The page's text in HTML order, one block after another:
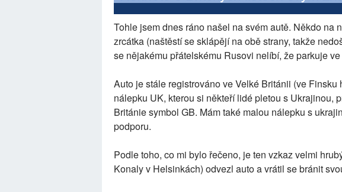
Tohle jsem dnes ráno našel na svém autě. Někdo na
zrcátka (naštěstí se sklápějí na obě strany, takže
se nějakému přátelskému Rusovi nelíbí, že parkuje
Auto je stále registrováno ve Velké Británii (ve
nálepku UK, kterou si někteří lidé pletou s Ukrajinou,
Británie symbol GB. Mám také malou nálepku s
podporu.
Podle toho, co mi bylo řečeno, je ten vzkaz velmi
Konaly v Helsinkách) odvezl auto a vrátil se bránit